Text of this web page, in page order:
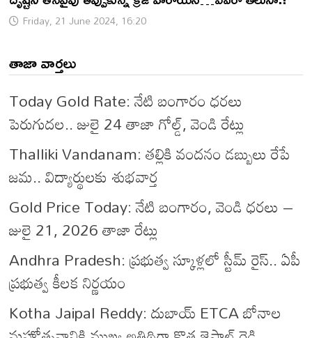
Friday, 21 June 2024, 16:20
తాజా వార్తలు
Today Gold Rate: నేటి బంగారం ధరలు
పెరుగుదల.. జులై 24 తాజా గోల్డ్, వెండి రేట్లు
Thalliki Vandanam: తల్లికి వందనం డబ్బులు రేపే
జమ.. విద్యార్థులకు శుభవార్త
Gold Price Today: నేటి బంగారం, వెండి ధరలు –
జులై 21, 2026 తాజా రేట్లు
Andhra Pradesh: ప్రభుత్వ స్కూళ్లలో స్టీమ్ రైస్.. ఏపీ
ప్రభుత్వ కీలక నిర్ణయం
Kotha Jaipal Reddy: దుబాయ్ ETCA బోనాల